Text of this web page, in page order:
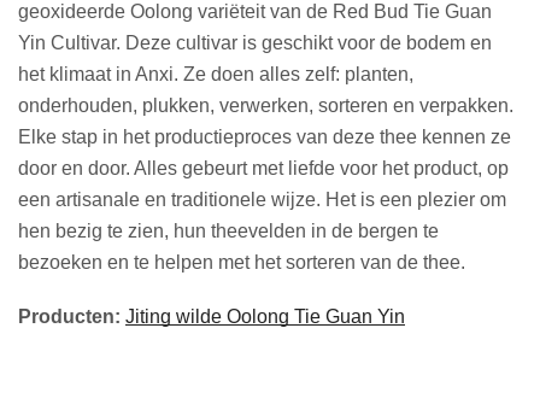
geoxideerde Oolong variëteit van de Red Bud Tie Guan
Yin Cultivar. Deze cultivar is geschikt voor de bodem en
het klimaat in Anxi. Ze doen alles zelf: planten,
onderhouden, plukken, verwerken, sorteren en verpakken.
Elke stap in het productieproces van deze thee kennen ze
door en door. Alles gebeurt met liefde voor het product, op
een artisanale en traditionele wijze. Het is een plezier om
hen bezig te zien, hun theevelden in de bergen te
bezoeken en te helpen met het sorteren van de thee.
Producten: Jiting wilde Oolong Tie Guan Yin